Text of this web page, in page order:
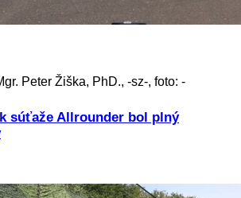
Peter Žiška, PhD., -sz-, foto: -
súťaže Allrounder bol plný